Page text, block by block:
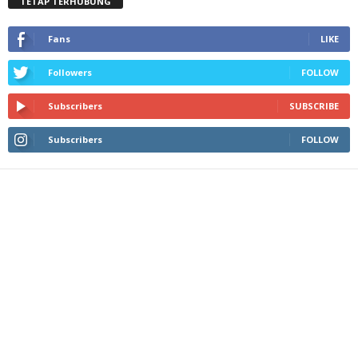
Fans LIKE
Followers FOLLOW
Subscribers SUBSCRIBE
Subscribers FOLLOW